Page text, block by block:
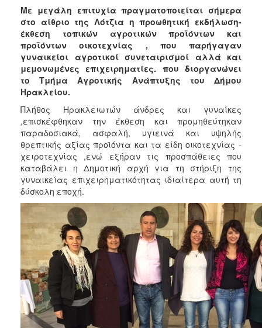
2015
2013
2012
2011
2010
2006
ΔΗΜΟΤΗΣ
ΕΠΙΣΚΕΠΤΗΣ
ΗΡΑΚΛΕΙΟ
Mε μεγάλη επιτυχία πραγματοποιείται σήμερα
στο αίθριο της Λότζια η προωθητική εκδήλωση-
έκθεση τοπικών αγροτικών προϊόντων και
προϊόντων οικοτεχνίας , που παρήγαγαν
γυναικείοι αγροτικοί συνεταιρισμοί αλλά και
μεμονωμένες επιχειρηματίες. που διοργανώνει
το Τμήμα Αγροτικής Ανάπτυξης του Δήμου
Ηρακλείου.
Πλήθος Ηρακλειωτών άνδρες και γυναίκες
,επισκέφθηκαν την έκθεση και προμηθεύτηκαν
παραδοσιακά, ασφαλή, υγιεινά και υψηλής
θρεπτικής αξίας προϊόντα και τα είδη οικοτεχνίας -
χειροτεχνίας ,ενώ εξήραν τις προσπάθειες που
καταβάλει η Δημοτική αρχή για τη στήριξη της
γυναικείας επιχειρηματικότητας ιδιαίτερα αυτή τη
δύσκολη εποχή.